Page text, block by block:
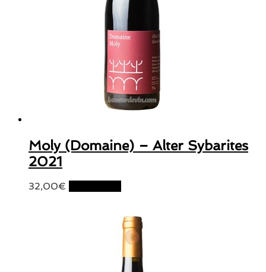
Moly (Domaine) – Alter Sybarites
2021
32,00€